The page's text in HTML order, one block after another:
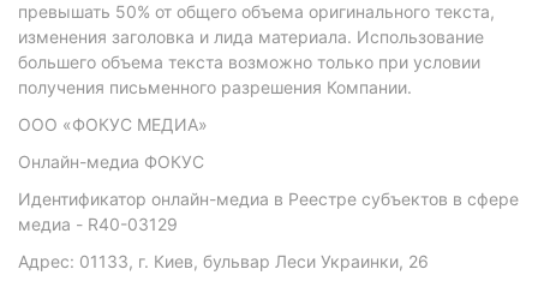
превышать 50% от общего объема оригинального текста,
изменения заголовка и лида материала. Использование
большего объема текста возможно только при условии
получения письменного разрешения Компании.
ООО «ФОКУС МЕДИА»
Онлайн-медиа ФОКУС
Идентификатор онлайн-медиа в Реестре субъектов в сфере
медиа - R40-03129
Адрес: 01133, г. Киев, бульвар Леси Украинки, 26